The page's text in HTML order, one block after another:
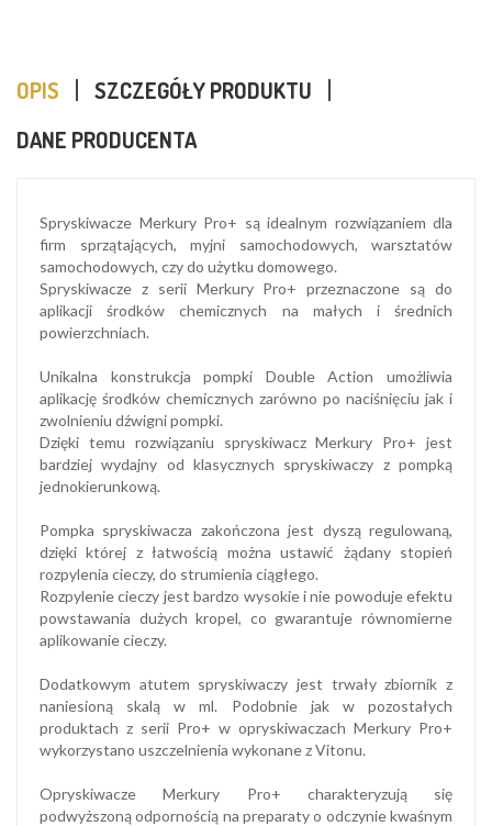
OPIS
SZCZEGÓŁY PRODUKTU
DANE PRODUCENTA
Spryskiwacze Merkury Pro+ są idealnym rozwiązaniem dla
firm sprzątających, myjni samochodowych, warsztatów
samochodowych, czy do użytku domowego.
Spryskiwacze z serii Merkury Pro+ przeznaczone są do
aplikacji środków chemicznych na małych i średnich
powierzchniach.
Unikalna konstrukcja pompki Double Action umożliwia
aplikację środków chemicznych zarówno po naciśnięciu jak i
zwolnieniu dźwigni pompki.
Dzięki temu rozwiązaniu spryskiwacz Merkury Pro+ jest
bardziej wydajny od klasycznych spryskiwaczy z pompką
jednokierunkową.
Pompka spryskiwacza zakończona jest dyszą regulowaną,
dzięki której z łatwością można ustawić żądany stopień
rozpylenia cieczy, do strumienia ciągłego.
Rozpylenie cieczy jest bardzo wysokie i nie powoduje efektu
powstawania dużych kropel, co gwarantuje równomierne
aplikowanie cieczy.
Dodatkowym atutem spryskiwaczy jest trwały zbiornik z
naniesioną skalą w ml. Podobnie jak w pozostałych
produktach z serii Pro+ w opryskiwaczach Merkury Pro+
wykorzystano uszczelnienia wykonane z Vitonu.
Opryskiwacze Merkury Pro+ charakteryzują się
podwyższoną odpornością na preparaty o odczynie kwaśnym